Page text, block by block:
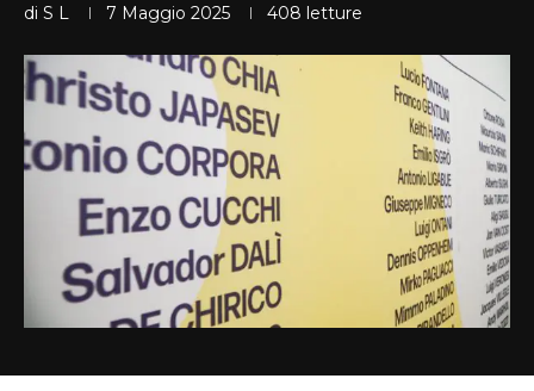
di S L 7 Maggio 2025 408 letture